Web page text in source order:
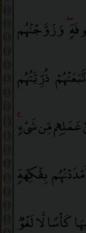
ۖ وَزَوَّجْنَٰهُم
ذُرِّيَّتُهُم
عَمَلِهِم مِّن شَىْءٍۢۚ
بِفَٰكِهَةٍۢ
كَأْسًۭا لَّا لَغْوٌۭ